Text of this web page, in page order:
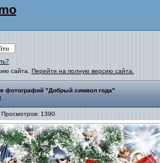
сайта. Перейти на полную версию сайта.
фотографий "Добрый символ года"
1390